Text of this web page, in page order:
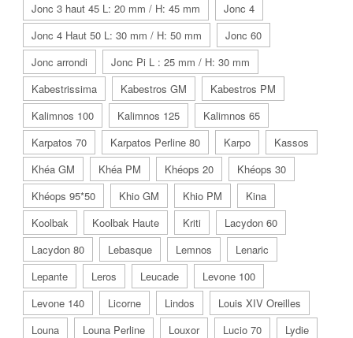
Jonc 3 haut 45 L: 20 mm / H: 45 mm
Jonc 4
Jonc 4 Haut 50 L: 30 mm / H: 50 mm
Jonc 60
Jonc arrondi
Jonc Pi L : 25 mm / H: 30 mm
Kabestrissima
Kabestros GM
Kabestros PM
Kalimnos 100
Kalimnos 125
Kalimnos 65
Karpatos 70
Karpatos Perline 80 Karpo
Kassos
Khéa GM
Khéa PM Khéops 20
Khéops 30
Khéops 95*50
Khio GM Khio PM
Kina
Koolbak
Koolbak Haute Kriti
Lacydon 60
Lacydon 80
Lebasque Lemnos
Lenaric
Lepante
Leros Leucade
Levone 100
Levone 140
Licorne Lindos
Louis XIV Oreilles
Louna
Louna Perline Louxor Lucio 70
Lydie